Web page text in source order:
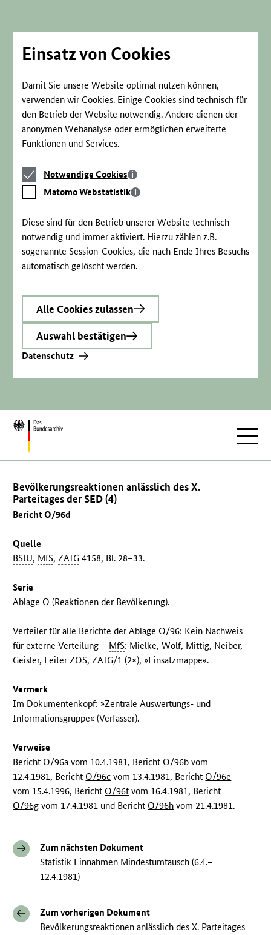
Einsatz von Cookies
Damit Sie unsere Website optimal nutzen können,
verwenden wir Cookies. Einige Cookies sind technisch für
den Betrieb der Website notwendig. Andere dienen der
anonymen Webanalyse oder ermöglichen erweiterte
Funktionen und Services.
Notwendige
Cookies
Notwendige Cookies
Matomo
Webstatistik
Matomo Webstatistik
Diese sind für den Betrieb unserer Website technisch
notwendig und immer aktiviert. Hierzu zählen z.B.
sogenannte Session-Cookies, die nach Ende Ihres Besuchs
automatisch gelöscht werden.
Alle Cookies zulassen
Auswahl bestätigen
Datenschutz
Zur
Bevölkerungsreaktionen anlässlich des X.
Parteitages der SED (4)
Bericht O/96d
Quelle
BStU, MfS,ZAIG 4158, Bl. 28–33.
Serie
Ablage O (Reaktionen der Bevölkerung).
Verteiler für alle Berichte der Ablage O/96: Kein Nachweis
für externe Verteilung – MfS: Mielke, Wolf, Mittig, Neiber,
Geisler, LeiterZOS,ZAIG/1 (2×), »Einsatzmappe«.
Vermerk
Im Dokumentenkopf: »Zentrale Auswertungs- und
Informationsgruppe« (Verfasser).
Verweise
Bericht O/96a vom 10.4.1981, Bericht O/96b vom
12.4.1981, Bericht O/96c vom 13.4.1981, Bericht O/96e
vom 15.4.1996, Bericht O/96f vom 16.4.1981, Bericht
O/96g vom 17.4.1981 und Bericht O/96h vom 21.4.1981.
Zum nächsten Dokument
Statistik Einnahmen Mindestumtausch (6.4.–
12.4.1981)
Zum vorherigen Dokument
Bevölkerungsreaktionen anlässlich des X. Parteitages